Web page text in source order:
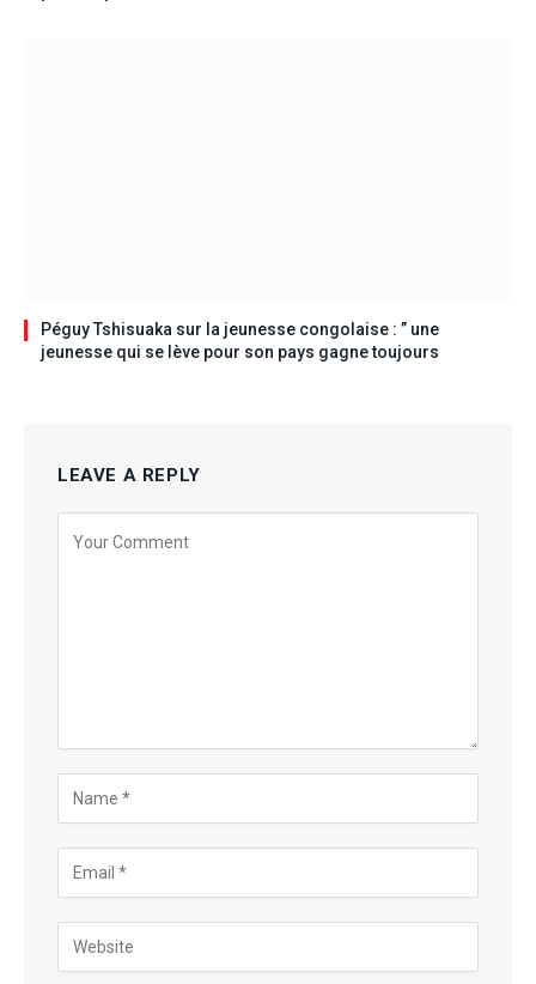
Péguy Tshisuaka sur la jeunesse congolaise : ” une
jeunesse qui se lève pour son pays gagne toujours
LEAVE A REPLY